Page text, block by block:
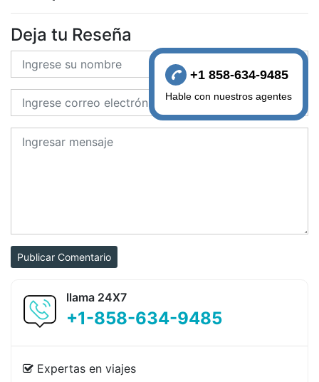
Deja tu Reseña
Publicar Comentario
llama 24X7
+1-858-634-9485
Expertas en viajes
+1 858-634-9485
Hable con nuestros agentes